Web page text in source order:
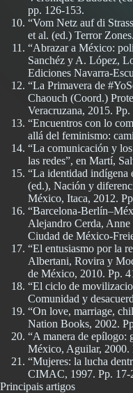
pp. 126-153.
“Vom Netz auf di
et al. (ed.) Terror
“Abrazar a México:
Sanchéz y A. López,
Ediciones Navarra-
“La Primavera de
Chaouch (Coord.)
Veracruzana, 2015.
“Encuentros con lo
allá del feminismo:
“La comunicación y
las redes”, en Martí,
“La identidad indígena
(ed.), Nación y
México, Itaca, 2012.
“Barcelona-
Alejandro Cerda,
Ciudad de México-
“El entusiasmo por la
Albertani, Rovira y
de México, 2010. Pp.
“El ciclo de
Comunidad y
“On love, marriage,
Nation Books, 2002.
“A manera de epílogo:
México, Aguilar, 2000.
“Mujeres: la lucha
CIMAC, 1997. Pp. 17-
Principais artigos